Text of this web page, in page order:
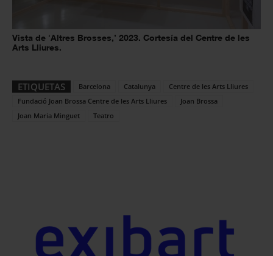
Vista de ‘Altres Brosses,’ 2023. Cortesía del Centre de les
Arts Lliures.
ETIQUETAS Barcelona Catalunya
Centre de les Arts Lliures
Fundació Joan Brossa Centre de les Arts Lliures
Joan Brossa
Joan Maria Minguet
Teatro